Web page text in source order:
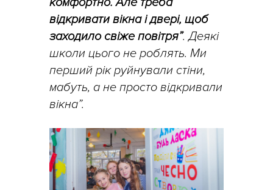
відкривати вікна і двері, щоб
заходило свіже повітря”. Деякі
школи цього не роблять. Ми
перший рік руйнували стіни,
мабуть, а не просто відкривали
вікна”.